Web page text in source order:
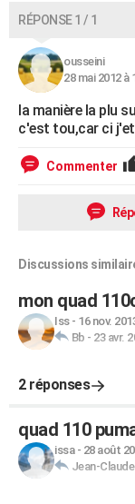
COPAINS D'AVANT
S'inscrire
Se connecter
Lycées
Collèges
Primaires
Universités
Entreprises
Service militaire
Avis de recherche
AVIS DE DÉCÈS
FORUM
RÉPONSE 1 / 1
ousseini
28 mai 2012 à
la manière la plu
c'est tou,car ci
Commenter
Discussions
mon quad
Iss- 16 nov.
Bb - 23 avr.
2 réponses
quad 110
issa- 28 août
Jean-Claude